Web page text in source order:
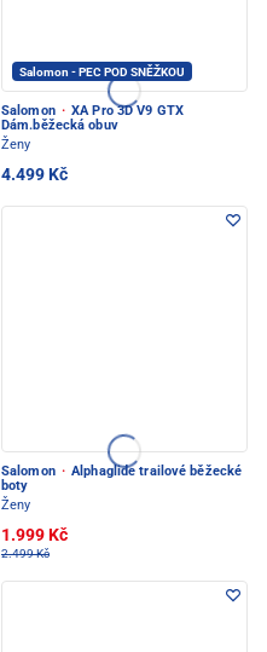
Salomon - PEC POD SNĚŽKOU
Salomon · XA Pro 3D V9 GTX
Dám.běžecká obuv
Ženy
4.499 Kč
Salomon · Alphaglide trailové běžecké
boty
Ženy
1.999 Kč
2.499 Kč